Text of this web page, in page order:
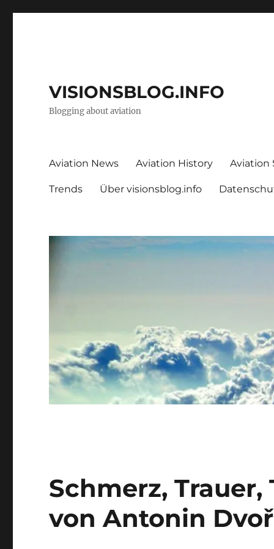
VISIONSBLOG.INFO
Blogging about aviation
Aviation News Aviation History Aviation
Trends Über visionsblog.info
Schmerz,
von Antonin